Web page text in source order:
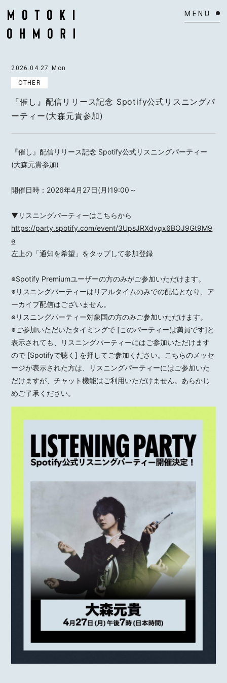
MOTOKI OHMORI
STAFF
NEWS
SCHEDULE
VIDEO
MAIL MAGAZINE
2026.04.27 Mon
OTHER
『催し』配信リリース記念 Spotify公式リスニングパ
ーティー(大森元貴参加)
『催し』配信リリース記念 Spotify公式リスニングパーティー
(大森元貴参加)
開催日時：2026年4月27日(月)19:00～
▼リスニングパーティーはこちらから
https://party.spotify.com/event/3UpsJRXdyqx6BOJ9Gt9M9
e
⁡左上の「通知を希望」をタップして参加登録
※Spotify Premiumユーザーの方のみがご参加いただけます。
※リスニングパーティーはリアルタイムのみでの配信となり、ア
ーカイブ配信はございません。
※リスニングパーティー対象国の方のみご参加いただけます。
※ご参加いただいたタイミングで [このパーティーは満員です]と
表示されても、リスニングパーティーにはご参加いただけます
ので [Spotifyで聴く] を押してご参加ください。こちらのメッセ
ージが表示された方は、リスニングパーティーにはご参加いた
だけますが、チャット機能はご利用いただけません。あらかじ
めご了承ください。